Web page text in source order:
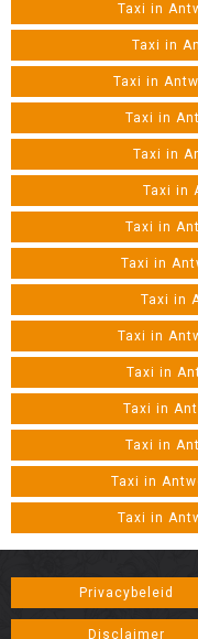
Taxi in
Taxi in
Taxi in
Taxi in
Taxi in
Taxi in
Taxi in
Taxi in
Taxi in
Taxi in
Taxi in
Taxi in
Taxi in
Taxi in
Taxi in
Privacybeleid
Disclaimer